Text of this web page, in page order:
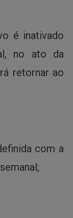
é inativado
no ato da
retornar ao
com a